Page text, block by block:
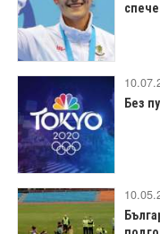
Без